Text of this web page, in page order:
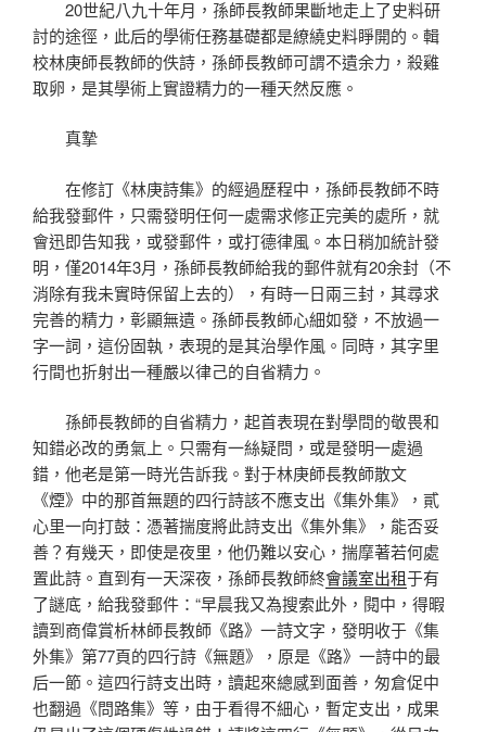
20世紀八九十年月，孫師長教師果斷地走上了史料研
討的途徑，此后的學術任務基礎都是繚繞史料睜開的。輯
校林庚師長教師的佚詩，孫師長教師可謂不遺余力，殺雞
取卵，是其學術上實證精力的一種天然反應。
真摯
在修訂《林庚詩集》的經過歷程中，孫師長教師不時
給我發郵件，只需發明任何一處需求修正完美的處所，就
會迅即告知我，或發郵件，或打德律風。本日稍加統計發
明，僅2014年3月，孫師長教師給我的郵件就有20余封（不
消除有我未實時保留上去的），有時一日兩三封，其尋求
完善的精力，彰顯無遺。孫師長教師心細如發，不放過一
字一詞，這份固執，表現的是其治學作風。同時，其字里
行間也折射出一種嚴以律己的自省精力。
孫師長教師的自省精力，起首表現在對學問的敬畏和
知錯必改的勇氣上。只需有一絲疑問，或是發明一處過
錯，他老是第一時光告訴我。對于林庚師長教師散文
《煙》中的那首無題的四行詩該不應支出《集外集》，貳
心里一向打鼓：憑著揣度將此詩支出《集外集》，能否妥
善？有幾天，即使是夜里，他仍難以安心，揣摩著若何處
置此詩。直到有一天深夜，孫師長教師終會議室出租于有
了謎底，給我發郵件：“早晨我又為搜索此外，閱中，得暇
讀到商偉賞析林師長教師《路》一詩文字，發明收于《集
外集》第77頁的四行詩《無題》，原是《路》一詩中的最
后一節。這四行詩支出時，讀起來總感到面善，匆倉促中
也翻過《問路集》等，由于看得不細心，暫定支出，成果